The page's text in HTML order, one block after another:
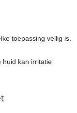
toepassing veilig is.
huid kan irritatie